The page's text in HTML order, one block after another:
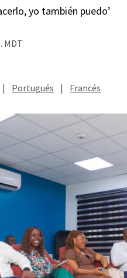
yo también puedo’
MDT
| Portugués | Francés